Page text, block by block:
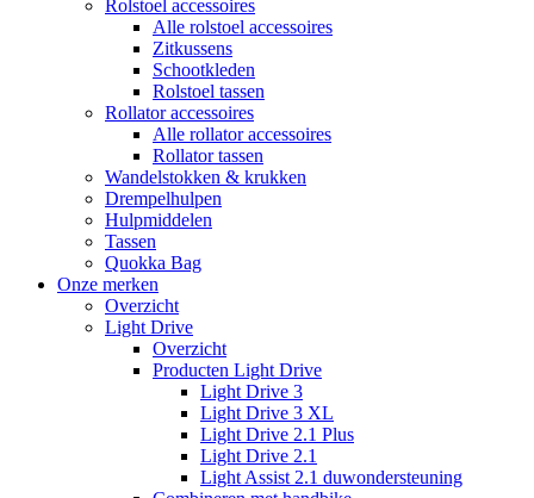
Rolstoel accessoires
Alle rolstoel accessoires
Zitkussens
Schootkleden
Rolstoel tassen
Rollator accessoires
Alle rollator accessoires
Rollator tassen
Wandelstokken & krukken
Drempelhulpen
Hulpmiddelen
Tassen
Quokka Bag
Onze merken
Overzicht
Light Drive
Overzicht
Producten Light Drive
Light Drive 3
Light Drive 3 XL
Light Drive 2.1 Plus
Light Drive 2.1
Light Assist 2.1 duwondersteuning